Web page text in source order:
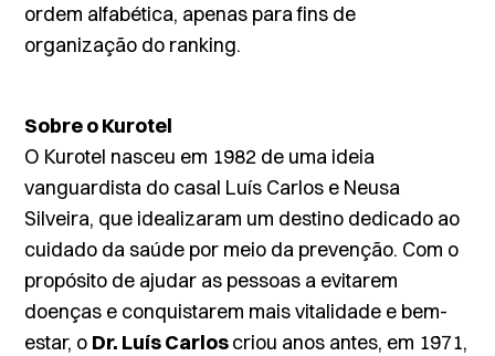
ordem alfabética, apenas para fins de
organização do ranking.
Sobre o Kurotel
O Kurotel nasceu em 1982 de uma ideia
vanguardista do casal Luís Carlos e Neusa
Silveira, que idealizaram um destino dedicado ao
cuidado da saúde por meio da prevenção. Com o
propósito de ajudar as pessoas a evitarem
doenças e conquistarem mais vitalidade e bem-
estar, o Dr. Luís Carloscriou anos antes, em 1971,